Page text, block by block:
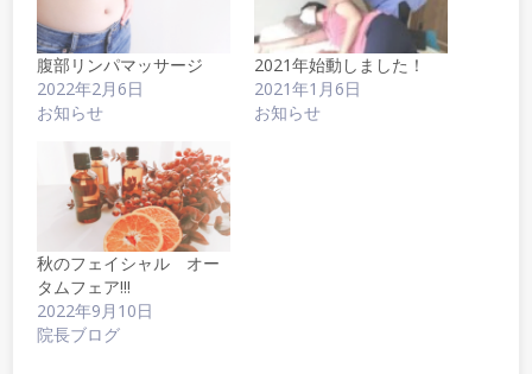
腹部リンパマッサージ
2022年2月6日
お知らせ
2021年始動しました！
2021年1月6日
お知らせ
秋のフェイシャル オー
タムフェア!!!
2022年9月10日
院長ブログ